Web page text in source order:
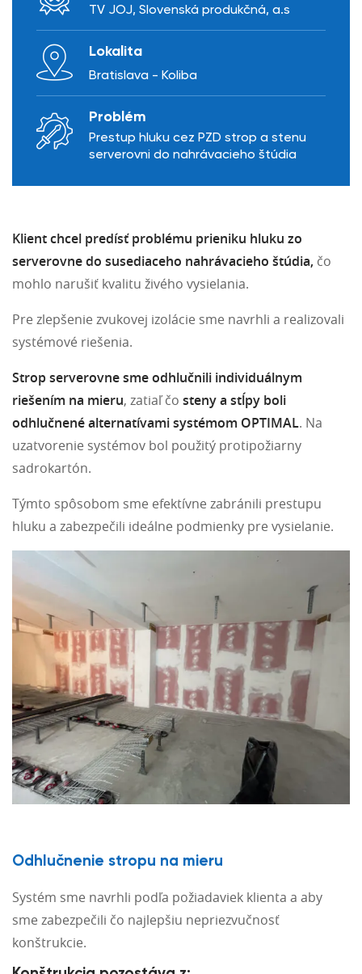
TV JOJ, Slovenská produkčná, a.s
Lokalita
Bratislava - Koliba
Problém
Prestup hluku cez PZD strop a stenu
serverovni do nahrávacieho štúdia
Klient chcel predísť problému prieniku hluku zo
serverovne do susediaceho nahrávacieho štúdia, čo
mohlo narušiť kvalitu živého vysielania.
Pre zlepšenie zvukovej izolácie sme navrhli a realizovali
systémové riešenia.
Strop serverovne sme odhlučnili individuálnym
riešením na mieru, zatiaľ čo steny a stĺpy boli
odhlučnené alternatívami systémom OPTIMAL. Na
uzatvorenie systémov bol použitý protipožiarny
sadrokartón.
Týmto spôsobom sme efektívne zabránili prestupu
hluku a zabezpečili ideálne podmienky pre vysielanie.
Odhlučnenie stropu na mieru
Systém sme navrhli podľa požiadaviek klienta a aby
sme zabezpečili čo najlepšiu nepriezvučnosť
konštrukcie.